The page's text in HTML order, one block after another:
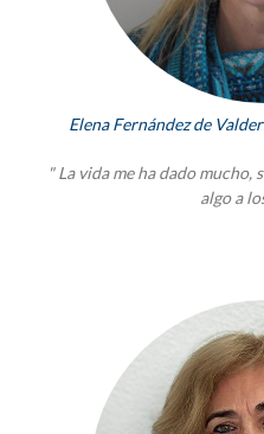
Elena Fernández de
" La vida me ha dado
algo a